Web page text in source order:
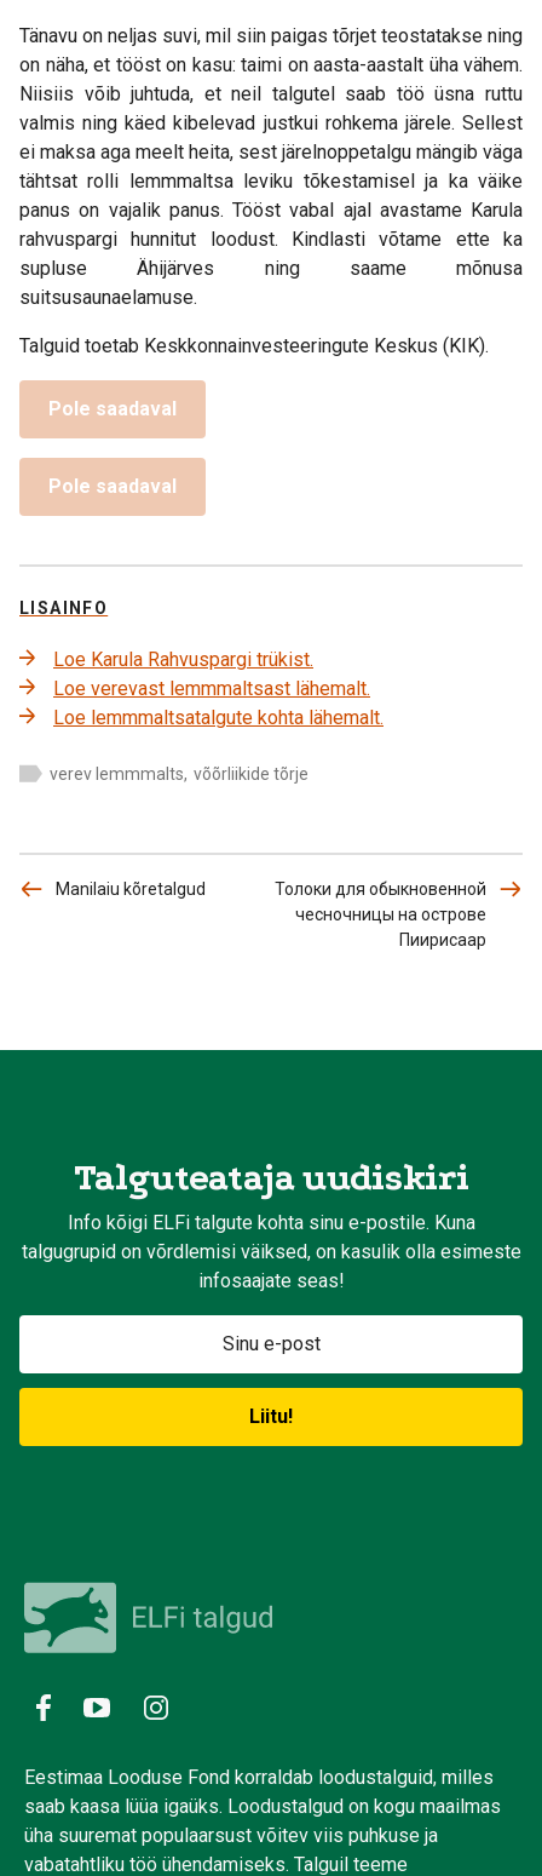
Tänavu on neljas suvi, mil siin paigas tõrjet teostatakse ning
on näha, et tööst on kasu: taimi on aasta-aastalt üha vähem.
Niisiis võib juhtuda, et neil talgutel saab töö üsna ruttu
valmis ning käed kibelevad justkui rohkema järele. Sellest
ei maksa aga meelt heita, sest järelnoppetalgu mängib väga
tähtsat rolli lemmmaltsa leviku tõkestamisel ja ka väike
panus on vajalik panus. Tööst vabal ajal avastame Karula
rahvuspargi hunnitut loodust. Kindlasti võtame ette ka
supluse Ähijärves ning saame mõnusa
suitsusaunaelamuse.
Talguid toetab Keskkonnainvesteeringute Keskus (KIK).
Pole saadaval
Pole saadaval
LISAINFO
Loe Karula Rahvuspargi trükist.
Loe verevast lemmmaltsast lähemalt.
Loe lemmmaltsatalgute kohta lähemalt.
verev lemmmalts, võõrliikide tõrje
Manilaiu kõretalgud
Толоки для обыкновенной
чесночницы на острове
Пиирисаар
Talguteataja uudiskiri
Info kõigi ELFi talgute kohta sinu e-postile. Kuna
talgugrupid on võrdlemisi väiksed, on kasulik olla esimeste
infosaajate seas!
Eestimaa Looduse Fond korraldab loodustalguid, milles
saab kaasa lüüa igaüks. Loodustalgud on kogu maailmas
üha suuremat populaarsust võitev viis puhkuse ja
vabatahtliku töö ühendamiseks. Talguil teeme